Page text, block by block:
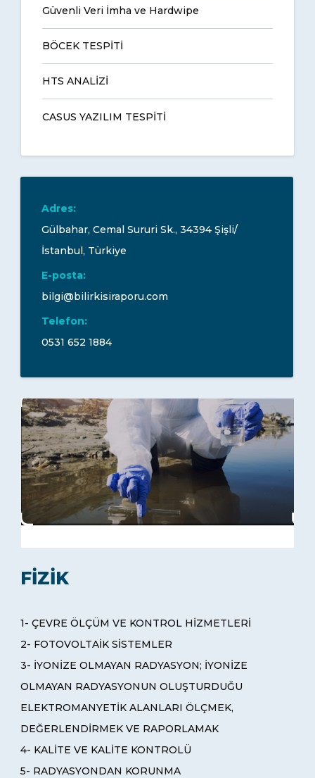
Güvenli Veri İmha ve Hardwipe
BÖCEK TESPİTİ
HTS ANALİZİ
CASUS YAZILIM TESPİTİ
Adres:
Gülbahar, Cemal Sururi Sk., 34394 Şişli/
İstanbul, Türkiye
E-posta:
bilgi@bilirkisiraporu.com
Telefon:
0531 652 1884
FİZİK
1- ÇEVRE ÖLÇÜM VE KONTROL HİZMETLERİ
2- FOTOVOLTAİK SİSTEMLER
3- İYONİZE OLMAYAN RADYASYON; İYONİZE
OLMAYAN RADYASYONUN OLUŞTURDUĞU
ELEKTROMANYETİK ALANLARI ÖLÇMEK,
DEĞERLENDİRMEK VE RAPORLAMAK
4- KALİTE VE KALİTE KONTROLÜ
5- RADYASYONDAN KORUNMA